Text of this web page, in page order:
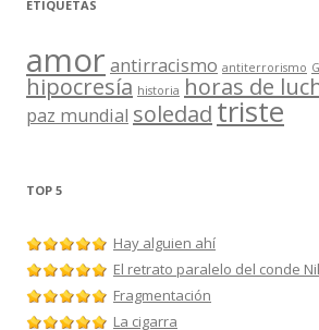
ETIQUETAS
amor antirracismo antiterrorismo
hipocresía historia horas de
paz mundial soledad triste
TOP 5
Hay alguien ahí
El retrato paralelo del conde
Fragmentación
La cigarra